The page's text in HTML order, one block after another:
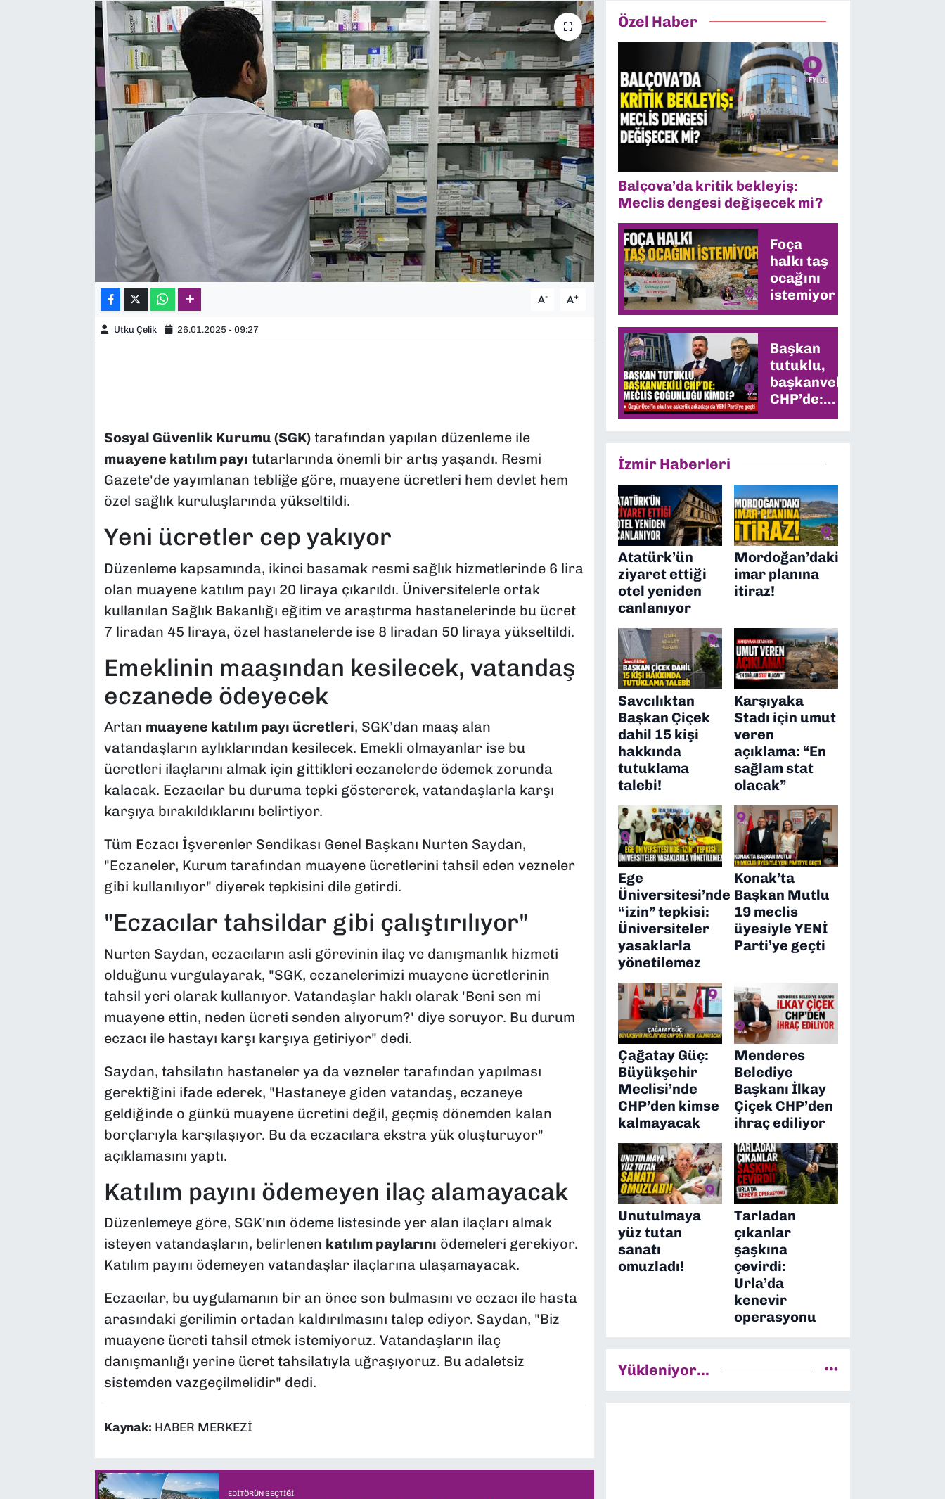
A- A+
Utku Çelik 26.01.2025 - 09:27
Sosyal Güvenlik Kurumu (SGK)tarafından yapılan düzenleme ile
muayene katılım payı tutarlarında önemli bir artış yaşandı. Resmi
Gazete'de yayımlanan tebliğe göre, muayene ücretleri hem devlet hem
özel sağlık kuruluşlarında yükseltildi.
Yeni ücretler cep yakıyor
Düzenleme kapsamında, ikinci basamak resmi sağlık hizmetlerinde 6 lira
olan muayene katılım payı 20 liraya çıkarıldı. Üniversitelerle ortak
kullanılan Sağlık Bakanlığı eğitim ve araştırma hastanelerinde bu ücret
7 liradan 45 liraya, özel hastanelerde ise 8 liradan 50 liraya yükseltildi.
Emeklinin maaşından kesilecek, vatandaş
eczanede ödeyecek
Artan muayene katılım payı ücretleri, SGK’dan maaş alan
vatandaşların aylıklarından kesilecek. Emekli olmayanlar ise bu
ücretleri ilaçlarını almak için gittikleri eczanelerde ödemek zorunda
kalacak. Eczacılar bu duruma tepki göstererek, vatandaşlarla karşı
karşıya bırakıldıklarını belirtiyor.
Tüm Eczacı İşverenler Sendikası Genel Başkanı Nurten Saydan,
"Eczaneler, Kurum tarafından muayene ücretlerini tahsil eden vezneler
gibi kullanılıyor" diyerek tepkisini dile getirdi.
"Eczacılar tahsildar gibi çalıştırılıyor"
Nurten Saydan, eczacıların asli görevinin ilaç ve danışmanlık hizmeti
olduğunu vurgulayarak, "SGK, eczanelerimizi muayene ücretlerinin
tahsil yeri olarak kullanıyor. Vatandaşlar haklı olarak 'Beni sen mi
muayene ettin, neden ücreti senden alıyorum?' diye soruyor. Bu durum
eczacı ile hastayı karşı karşıya getiriyor" dedi.
Saydan, tahsilatın hastaneler ya da vezneler tarafından yapılması
gerektiğini ifade ederek, "Hastaneye giden vatandaş, eczaneye
geldiğinde o günkü muayene ücretini değil, geçmiş dönemden kalan
borçlarıyla karşılaşıyor. Bu da eczacılara ekstra yük oluşturuyor"
açıklamasını yaptı.
Katılım payını ödemeyen ilaç alamayacak
Düzenlemeye göre, SGK'nın ödeme listesinde yer alan ilaçları almak
isteyen vatandaşların, belirlenen katılım paylarını ödemeleri gerekiyor.
Katılım payını ödemeyen vatandaşlar ilaçlarına ulaşamayacak.
Eczacılar, bu uygulamanın bir an önce son bulmasını ve eczacı ile hasta
arasındaki gerilimin ortadan kaldırılmasını talep ediyor. Saydan, "Biz
muayene ücreti tahsil etmek istemiyoruz. Vatandaşların ilaç
danışmanlığı yerine ücret tahsilatıyla uğraşıyoruz. Bu adaletsiz
sistemden vazgeçilmelidir" dedi.
Kaynak: HABER MERKEZİ
EDITÖRÜN SEÇTIĞI
Özel Haber
Balçova’da kritik bekleyiş:
Meclis dengesi değişecek mi?
Foça
halkı taş
ocağını
istemiyor
Başkan
tutuklu,
başkanvekili
CHP’de:
Meclis
İzmir Haberleri
Atatürk’ün
ziyaret ettiği
otel yeniden
canlanıyor
Mordoğan’daki
imar planına
itiraz!
Savcılıktan
Başkan Çiçek
dahil 15 kişi
hakkında
tutuklama
talebi!
Karşıyaka
Stadı için umut
veren
açıklama: “En
sağlam stat
olacak”
Ege
Üniversitesi’nde
“izin” tepkisi:
Üniversiteler
yasaklarla
yönetilemez
Konak’ta
Başkan Mutlu
19 meclis
üyesiyle YENİ
Parti’ye geçti
Çağatay Güç:
Büyükşehir
Meclisi’nde
CHP’den kimse
kalmayacak
Menderes
Belediye
Başkanı İlkay
Çiçek CHP’den
ihraç ediliyor
Unutulmaya
yüz tutan
sanatı
omuzladı!
Tarladan
çıkanlar
şaşkına
çevirdi:
Urla’da
kenevir
operasyonu
Yükleniyor...
TEKNOLOJİ
YEREL YÖNETİMLER